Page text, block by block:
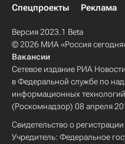
Спецпроекты
Реклама
Версия 2023.1 Beta
© 2026 МИА «Россия
Вакансии
Сетевое издание РИА
в Федеральной службе по
информационных
(Роскомнадзор) 08 апреля
Свидетельство о
Учредитель: Федеральное